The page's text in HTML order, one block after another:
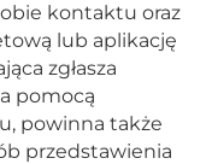
kontaktu oraz
lub aplikację
zgłasza
pomocą
powinna także
przedstawienia